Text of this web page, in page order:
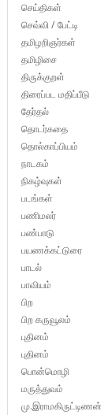
செய்திகள்
செவ்வி / பேட்டி
தமிழறிஞர்கள்
தமிழிசை
திருக்குறள்
திரைப்பட மதிப்பீடு
தேர்தல்
தொடர்கதை
தொல்காப்பியம்
நாடகம்
நிகழ்வுகள்
படங்கள்
பணிமலர்
பண்பாடு
பயணக்கட்டுரை
பாடல்
பாவியம்
பிற
பிற கருவூலம்
புதினம்
புதினம்
பொன்மொழி
மருத்துவம்
மு.இராமகிருட்டிணன்